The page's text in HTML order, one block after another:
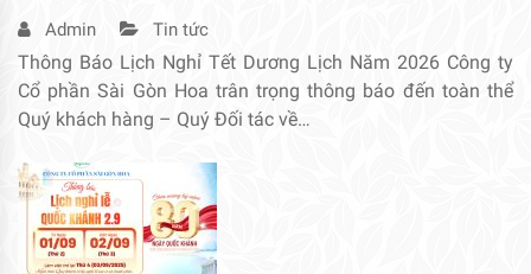
Admin Tin tức
Thông Báo Lịch Nghỉ Tết Dương Lịch Năm 2026 Công ty
Cổ phần Sài Gòn Hoa trân trọng thông báo đến toàn thể
Quý khách hàng – Quý Đối tác về…